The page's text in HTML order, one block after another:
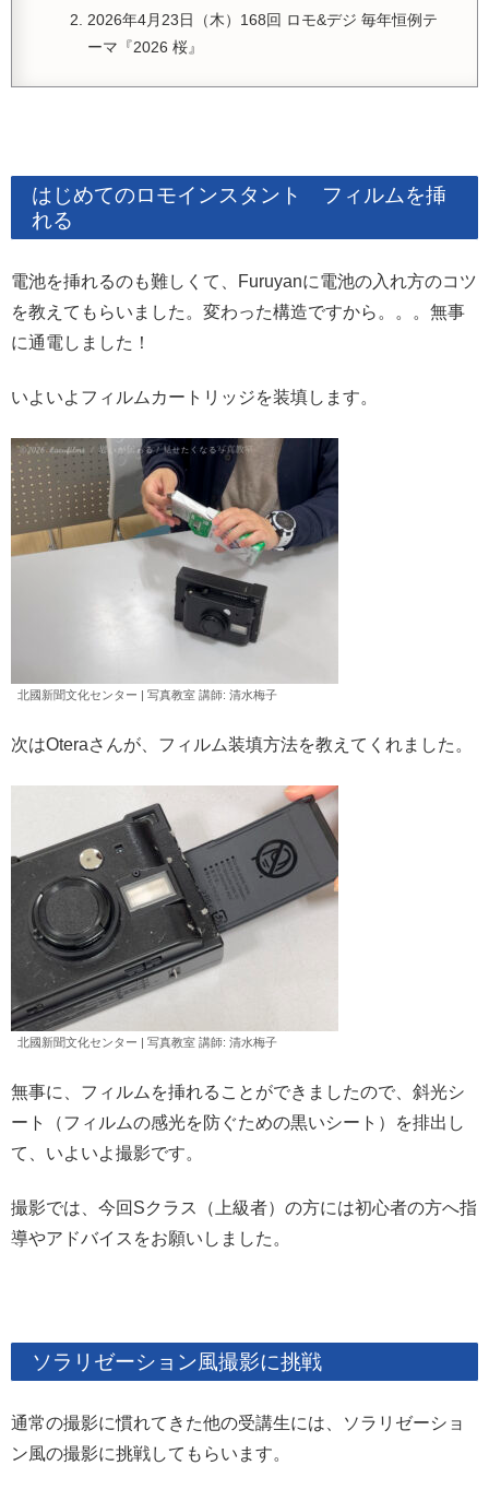
2026年4月23日（木）168回 ロモ&デジ 毎年恒例テ
ーマ『2026 桜』
はじめてのロモインスタント フィルムを挿
れる
電池を挿れるのも難しくて、Furuyanに電池の入れ方のコツ
を教えてもらいました。変わった構造ですから。。。無事
に通電しました！
いよいよフィルムカートリッジを装填します。
北國新聞文化センター | 写真教室 講師: 清水梅子
次はOteraさんが、フィルム装填方法を教えてくれました。
北國新聞文化センター | 写真教室 講師: 清水梅子
無事に、フィルムを挿れることができましたので、斜光シ
ート（フィルムの感光を防ぐための黒いシート）を排出し
て、いよいよ撮影です。
撮影では、今回Sクラス（上級者）の方には初心者の方へ指
導やアドバイスをお願いしました。
ソラリゼーション風撮影に挑戦
通常の撮影に慣れてきた他の受講生には、ソラリゼーショ
ン風の撮影に挑戦してもらいます。